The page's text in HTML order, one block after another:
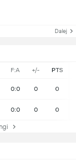
Dalej
F:A +/- PTS
0:0 0 0
0:0 0 0